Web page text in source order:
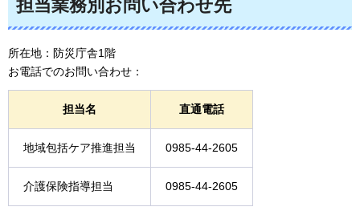
担当業務別お問い合わせ先
所在地：防災庁舎1階
お電話でのお問い合わせ：
担当名 直通電話
地域包括ケア推進担当 0985-44-2605
介護保険指導担当 0985-44-2605